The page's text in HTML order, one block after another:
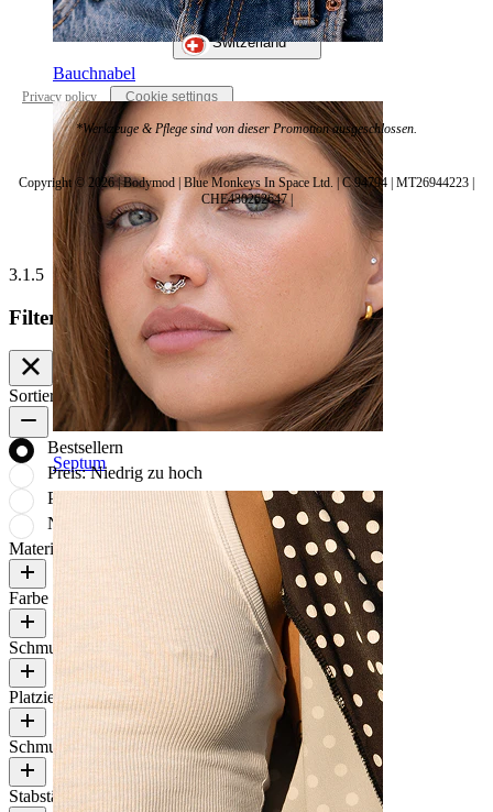
Bauchnabel
Septum
Switzerland
Privacy policy Cookie settings
*Werkzeuge & Pflege sind von dieser Promotion ausgeschlossen.
Copyright © 2026 | Bodymod | Blue Monkeys In Space Ltd. | C 94794 | MT26944223 |
CHE430262647 |
3.1.5
Filter
Sortieren nach Bestsellern
Bestsellern
Preis: Niedrig zu hoch
Preis: Hoch zu niedrig
Neueste
Material
Farbe
Schmuckart
Platzierung
Schmucksteinfarbe
Stabstärke